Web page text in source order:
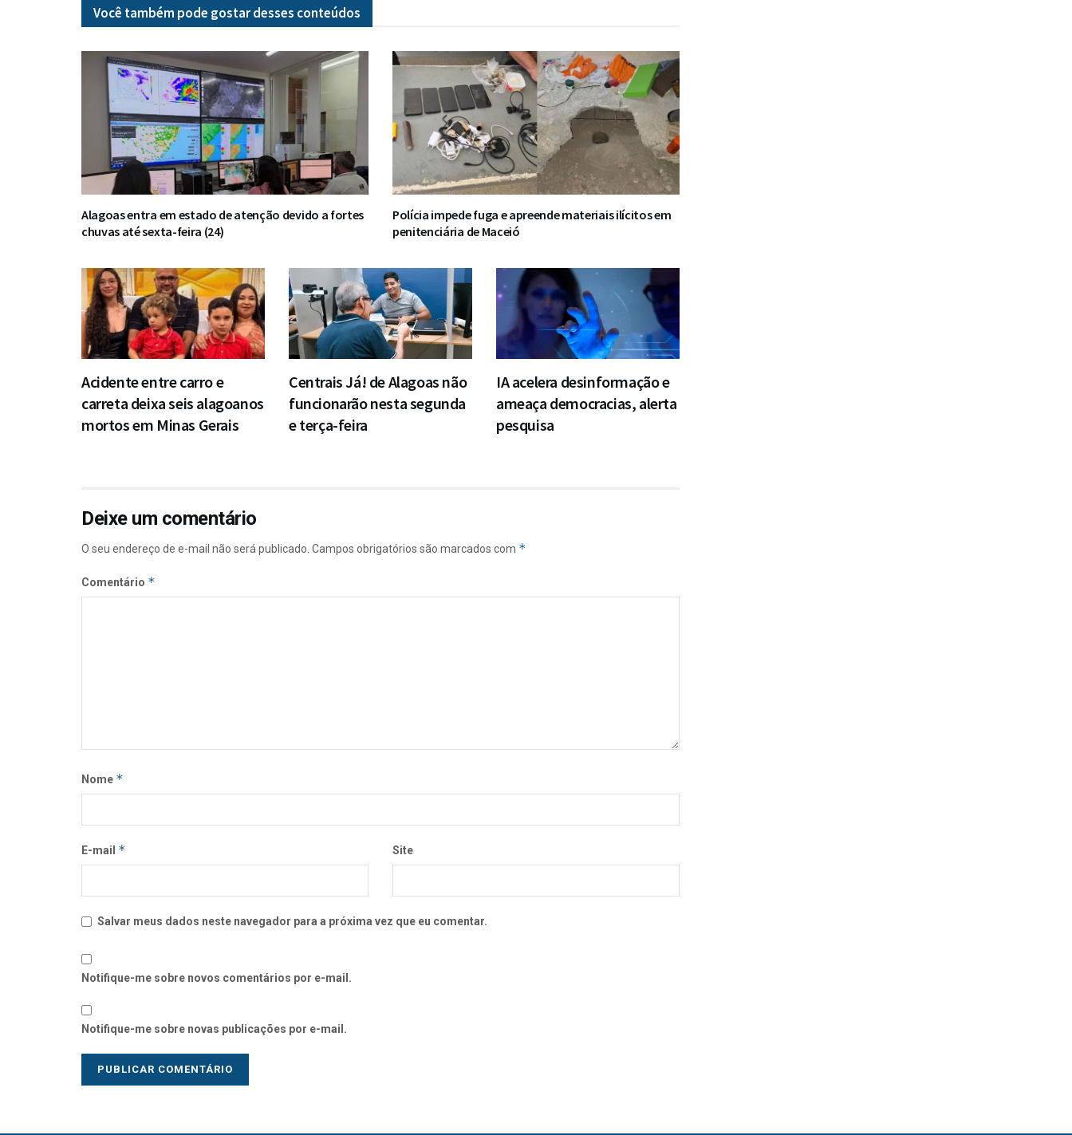
Você também pode gostar desses conteúdos
Alagoas entra em estado de atenção devido a fortes
chuvas até sexta-feira (24)
Polícia impede fuga e apreende materiais ilícitos em
penitenciária de Maceió
Acidente entre carro e
carreta deixa seis alagoanos
mortos em Minas Gerais
Centrais Já! de Alagoas não
funcionarão nesta segunda
e terça-feira
IA acelera desinformação e
ameaça democracias, alerta
pesquisa
Deixe um comentário
O seu endereço de e-mail não será publicado. Campos obrigatórios são marcados com *
Comentário *
Nome *
E-mail * Site
Salvar meus dados neste navegador para a próxima vez que eu comentar.
Notifique-me sobre novos comentários por e-mail.
Notifique-me sobre novas publicações por e-mail.